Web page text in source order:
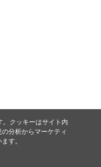
。クッキーはサイト内
分析からマーケティ
す。